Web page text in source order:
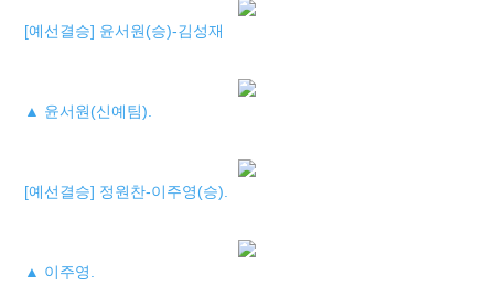
[예선결승] 윤서원(승)-김성재
▲ 윤서원(신예팀).
[예선결승] 정원찬-이주영(승).
▲ 이주영.